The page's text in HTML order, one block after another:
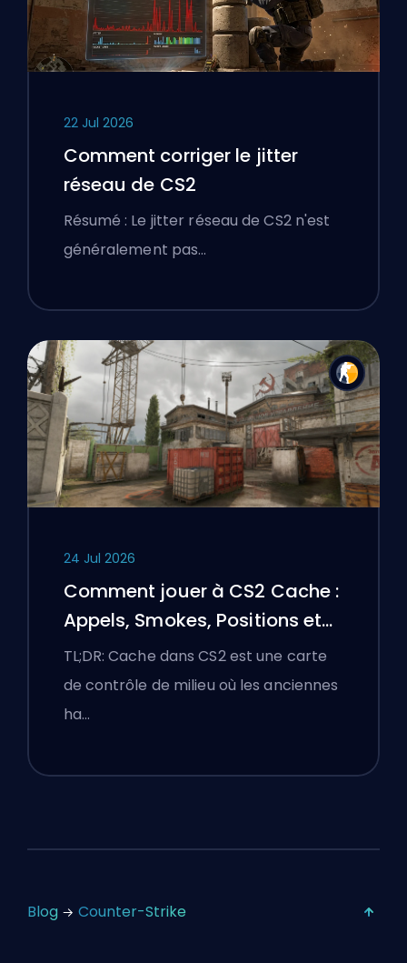
22 Jul 2026
Comment corriger le jitter
réseau de CS2
Résumé : Le jitter réseau de CS2 n'est
généralement pas…
24 Jul 2026
Comment jouer à CS2 Cache :
Appels, Smokes, Positions et
Conseils Premier
TL;DR: Cache dans CS2 est une carte
de contrôle de milieu où les anciennes
ha…
Blog Counter-Strike